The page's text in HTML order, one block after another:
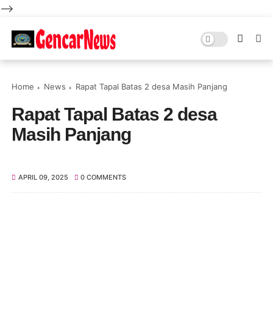
-->
Home News Rapat Tapal Batas 2 desa Masih Panjang
Rapat Tapal Batas 2 desa
Masih Panjang
APRIL 09, 2025 0 COMMENTS